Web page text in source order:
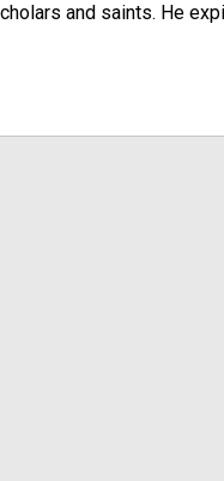
and saints. He